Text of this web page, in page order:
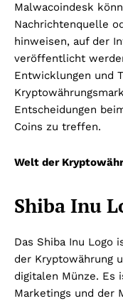
Malwacoindesk
Nachrichtenquelle
hinweisen, auf der
veröffentlicht
Entwicklungen und
Entscheidungen
Coins zu treffen.
Welt der
Shiba Inu
Das Shiba Inu Logo
der Kryptowährung
digitalen Münze. Es
Marketings und der